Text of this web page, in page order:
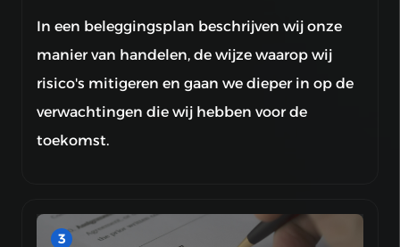
In een beleggingsplan beschrijven wij onze
manier van handelen, de wijze waarop wij
risico's mitigeren en gaan we dieper in op de
verwachtingen die wij hebben voor de
toekomst.
3